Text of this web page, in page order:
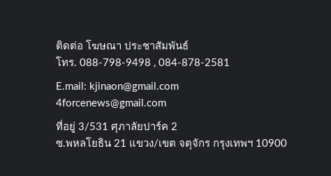
ติดต่อ​ โฆษณา​ ประชาสัมพันธ์
โทร​. 088-798-9498 , 084-878-2581
E.mail: kjinaon@gmail.com
4forcenews@gmail.com
ที่อยู่​ 3/531​ ศุภาลัยปาร์ค​ 2
ซ.พหลโยธิน​ 21​ แขวง/เขต​ จตุจักร​ กรุงเทพฯ 10900